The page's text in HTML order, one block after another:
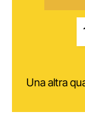
Una altra